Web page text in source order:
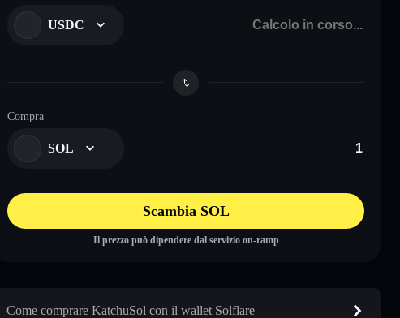
USDC
Compra
SOL
Scambia SOL
Il prezzo può dipendere dal servizio on-ramp
Come comprare KatchuSol con il wallet Solflare